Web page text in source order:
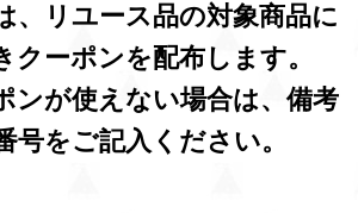
、リユース品の対象商品に
クーポンを配布します。
ンが使えない場合は、備考
号をご記入ください。